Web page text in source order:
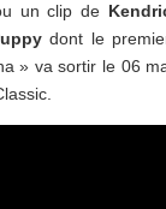
un clip de
dont le
» va sortir le 06